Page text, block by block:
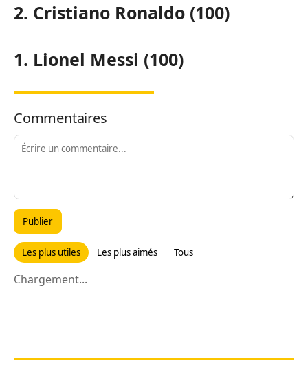
2. Cristiano Ronaldo (100)
1. Lionel Messi (100)
Commentaires
Publier
Les plus utiles Les plus aimés Tous
Chargement...